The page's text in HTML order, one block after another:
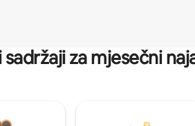
sadržaji za mjesečni